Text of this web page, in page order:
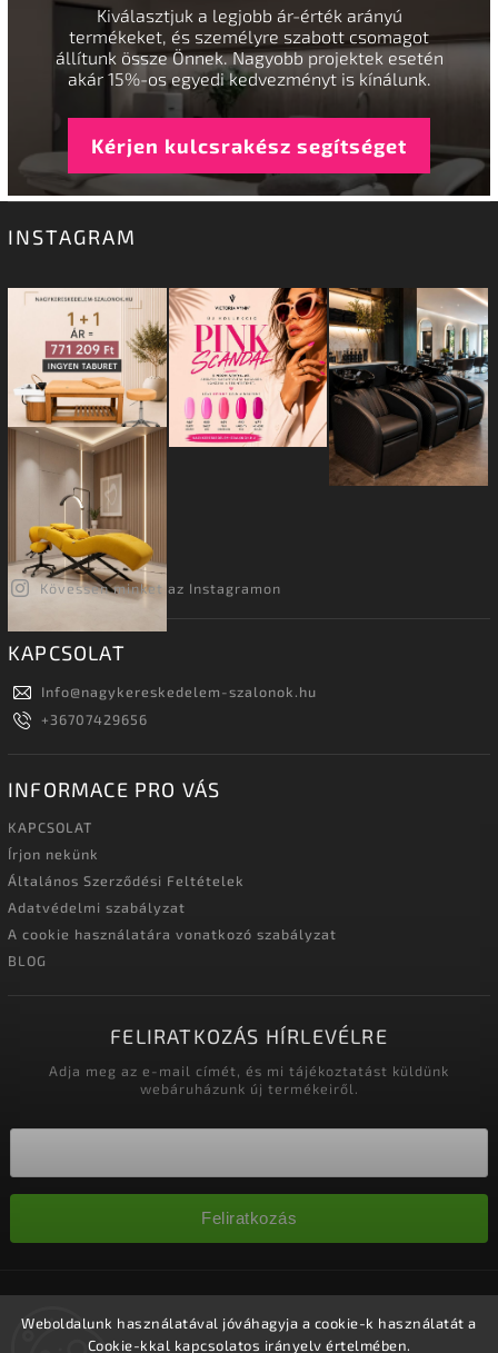
Weboldalunk használatával jóváhagyja a cookie-k használatát a
Cookie-kkal kapcsolatos irányelv értelmében.
Kiválasztjuk a legjobb ár-érték arányú
termékeket, és személyre szabott csomagot
állítunk össze Önnek. Nagyobb projektek esetén
akár 15%-os egyedi kedvezményt is kínálunk.
Kérjen kulcsrakész segítséget
INSTAGRAM
Kövessen minket az Instagramon
KAPCSOLAT
Info@nagykereskedelem-szalonok.hu
+36707429656
INFORMACE PRO VÁS
KAPCSOLAT
Írjon nekünk
Általános Szerződési Feltételek
Adatvédelmi szabályzat
A cookie használatára vonatkozó szabályzat
BLOG
FELIRATKOZÁS HÍRLEVÉLRE
Adja meg az e-mail címét, és mi tájékoztatást küldünk
webáruházunk új termékeiről.
Feliratkozás
fenntartva.